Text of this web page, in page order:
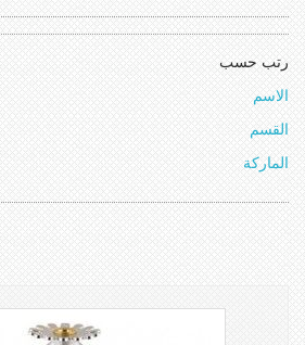
رتب حسب
الاسم
القسم
الماركة